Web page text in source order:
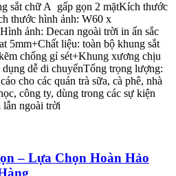
sắt chữ A gấp gọn 2 mặtKích thước
thước hình ảnh: W60 x
ảnh: Decan ngoài trời in ấn sắc
5mm+Chất liệu: toàn bộ khung sắt
chống gỉ sét+Khung xương chịu
dễ di chuyểnTổng trọng lượng:
cho các quán trà sữa, cà phê, nhà
công ty, dùng trong các sự kiện
lẫn ngoài trời
– Lựa Chọn Hoàn Hảo